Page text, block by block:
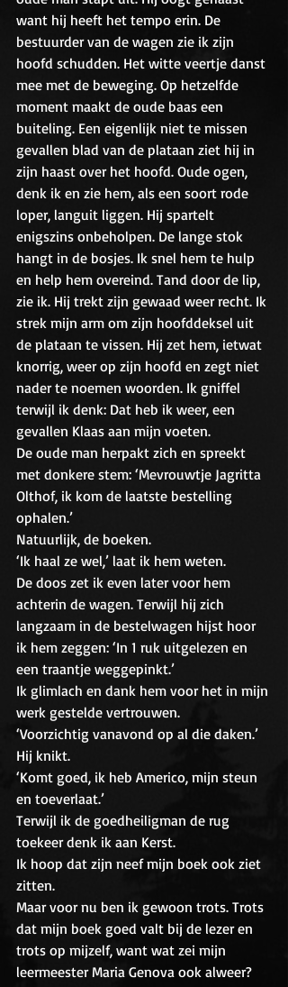
want hij heeft het tempo erin. De
bestuurder van de wagen zie ik zijn
hoofd schudden. Het witte veertje danst
mee met de beweging. Op hetzelfde
moment maakt de oude baas een
buiteling. Een eigenlijk niet te missen
gevallen blad van de plataan ziet hij in
zijn haast over het hoofd. Oude ogen,
denk ik en zie hem, als een soort rode
loper, languit liggen. Hij spartelt
enigszins onbeholpen. De lange stok
hangt in de bosjes. Ik snel hem te hulp
en help hem overeind. Tand door de lip,
zie ik. Hij trekt zijn gewaad weer recht. Ik
strek mijn arm om zijn hoofddeksel uit
de plataan te vissen. Hij zet hem, ietwat
knorrig, weer op zijn hoofd en zegt niet
nader te noemen woorden. Ik gniffel
terwijl ik denk: Dat heb ik weer, een
gevallen Klaas aan mijn voeten.
De oude man herpakt zich en spreekt
met donkere stem: ‘Mevrouwtje Jagritta
Olthof, ik kom de laatste bestelling
ophalen.’
Natuurlijk, de boeken.
‘Ik haal ze wel,’ laat ik hem weten.
De doos zet ik even later voor hem
achterin de wagen. Terwijl hij zich
langzaam in de bestelwagen hijst hoor
ik hem zeggen: ‘In 1 ruk uitgelezen en
een traantje weggepinkt.’
Ik glimlach en dank hem voor het in mijn
werk gestelde vertrouwen.
‘Voorzichtig vanavond op al die daken.’
Hij knikt.
‘Komt goed, ik heb Americo, mijn steun
en toeverlaat.’
Terwijl ik de goedheiligman de rug
toekeer denk ik aan Kerst.
Ik hoop dat zijn neef mijn boek ook ziet
zitten.
Maar voor nu ben ik gewoon trots. Trots
dat mijn boek goed valt bij de lezer en
trots op mijzelf, want wat zei mijn
leermeester Maria Genova ook alweer?